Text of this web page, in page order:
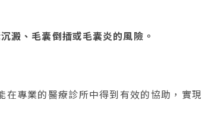
澱、毛囊倒插或毛囊炎的風險。
專業的醫療診所中得到有效的協助，實現